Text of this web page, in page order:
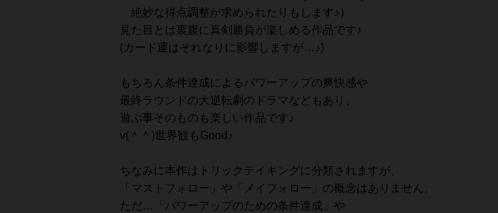
絶妙な得点調整が求められたりもします♪）
見た目とは裏腹に真剣勝負が楽しめる作品です♪
(カード運はそれなりに影響しますが…♪)
もちろん条件達成によるパワーアップの爽快感や
最終ラウンドの大逆転劇のドラマなどもあり、
遊ぶ事そのものも楽しい作品です♪
v(＾＾)世界観もGood♪
ちなみに本作はトリックテイキングに分類されますが、
「マストフォロー」や「メイフォロー」の概念はありません。
ただ…「パワーアップのための条件達成」や